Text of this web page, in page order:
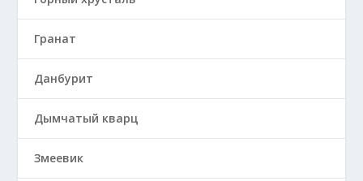
Гранат
Данбурит
Дымчатый кварц
Змеевик